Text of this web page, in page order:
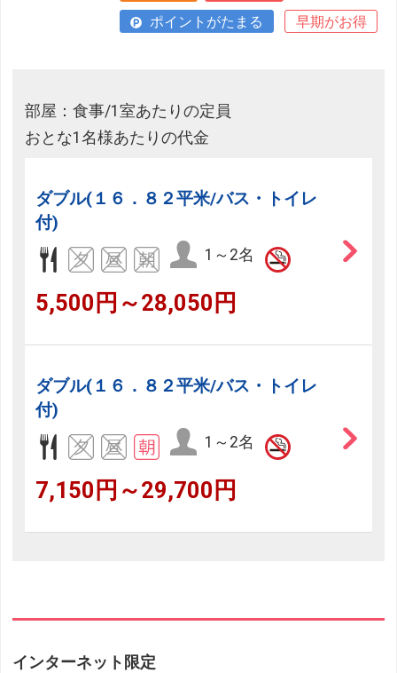
ポイントがたまる
早期がお得
部屋：食事/1室あたりの定員
おとな1名様あたりの代金
ダブル(１６．８２平米/バス・トイレ
付)
1～2名
5,500円～28,050円
ダブル(１６．８２平米/バス・トイレ
付)
1～2名
7,150円～29,700円
インターネット限定